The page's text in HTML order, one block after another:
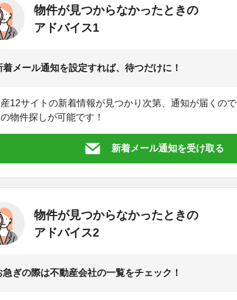
物件が見つからなかったときの
アドバイス1
着メール通知を設定すれば、待つだけに！
12サイトの新着情報が見つかり次第、通知が届くの
物件探しが可能です！
新着メール通知を受け取る
物件が見つからなかったときの
アドバイス2
急ぎの際は不動産会社の一覧をチェック！